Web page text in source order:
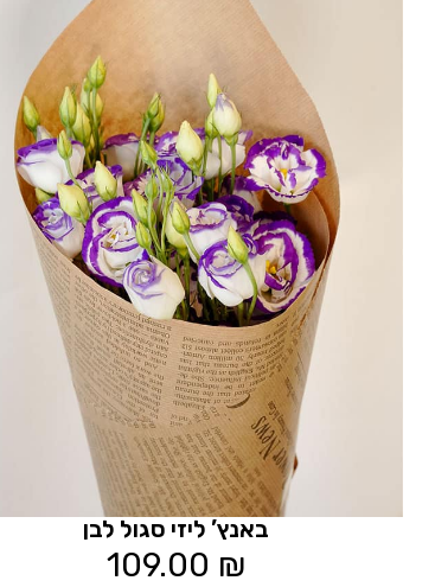
באנץ’ ליזי סגול לבן
109.00 ₪